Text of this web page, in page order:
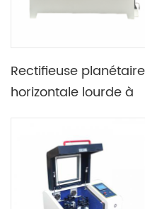
Rectifieuse planétaire
horizontale lourde à
réservoirs en acier
inoxydable, zircone,
alumine en option, Etc.